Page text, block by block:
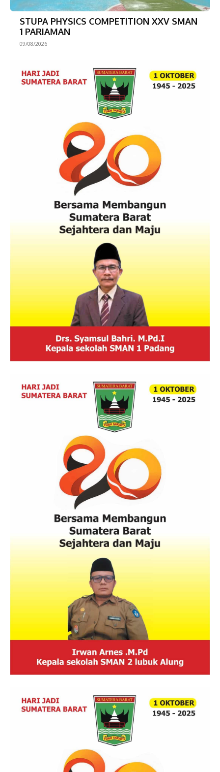
STUPA PHYSICS COMPETITION XXV SMAN
1 PARIAMAN
09/08/2026